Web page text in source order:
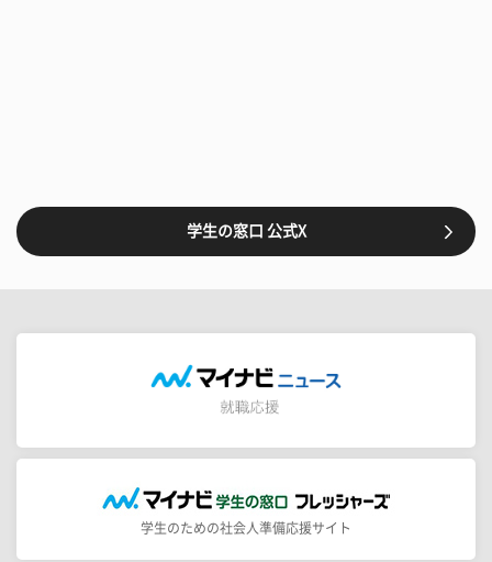
学生の窓口 公式X
学生のための社会人準備応援サイト